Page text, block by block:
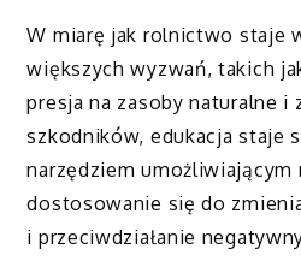
W miarę jak rolnictwo staje
większych wyzwań, takich
presja na zasoby naturalne i
szkodników, edukacja staje
narzędziem umożliwiającym
dostosowanie się do
i przeciwdziałanie